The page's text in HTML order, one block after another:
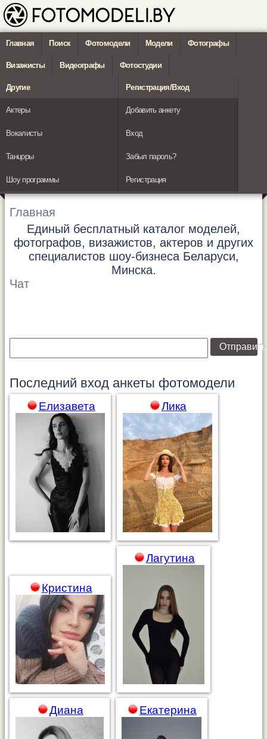
Главная Поиск Фотомодели Модели Фотографы
Визажисты Видеографы Фотостудии
Другие
Актеры
Вокалисты
Танцоры
Шоу программы
Регистрация/Вход
Добавить анкету
Вход
Забыл пароль?
Регистрация
Главная
Единый бесплатный каталог моделей,
фотографов, визажистов, актеров и других
специалистов шоу-бизнеса Беларуси,
Минска.
Чат
Отправить
Последний вход анкеты фотомодели
Елизавета Лика
Кристина
Лагутина
Диана Екатерина